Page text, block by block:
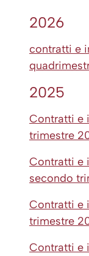
2026
contratti e
2025
Contratti e
trimestre
Contratti e
secondo
Contratti e
trimestre
Contratti e